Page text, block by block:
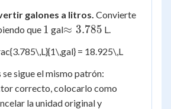
galones a litros. Convierte
que 1\,
1 gal\approx
≈ 3.785 L.
= 18.925\,L
se sigue el mismo patrón:
correcto, colocarlo como
la unidad original y